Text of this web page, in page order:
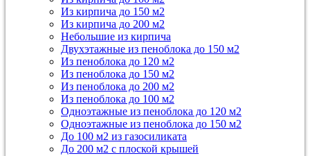
Из кирпича до 150 м2
Из кирпича до 200 м2
Небольшие из кирпича
Двухэтажные из пеноблока до 150 м2
Из пеноблока до 120 м2
Из пеноблока до 150 м2
Из пеноблока до 200 м2
Из пеноблока до 100 м2
Одноэтажные из пеноблока до 120 м2
Одноэтажные из пеноблока до 150 м2
До 100 м2 из газосиликата
До 200 м2 с плоской крышей